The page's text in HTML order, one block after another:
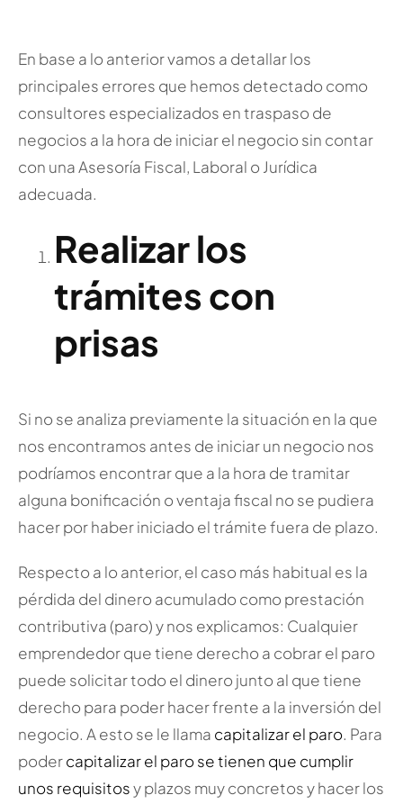
En base a lo anterior vamos a detallar los
principales errores que hemos detectado como
consultores especializados en traspaso de
negocios a la hora de iniciar el negocio sin contar
con una Asesoría Fiscal, Laboral o Jurídica
adecuada.
Realizar los
trámites con
prisas
Si no se analiza previamente la situación en la que
nos encontramos antes de iniciar un negocio nos
podríamos encontrar que a la hora de tramitar
alguna bonificación o ventaja fiscal no se pudiera
hacer por haber iniciado el trámite fuera de plazo.
Respecto a lo anterior, el caso más habitual es la
pérdida del dinero acumulado como prestación
contributiva (paro) y nos explicamos: Cualquier
emprendedor que tiene derecho a cobrar el paro
puede solicitar todo el dinero junto al que tiene
derecho para poder hacer frente a la inversión del
negocio. A esto se le llama capitalizar el paro. Para
podercapitalizar el paro se tienen que cumplir
unos requisitosy plazos muy concretos y hacer los